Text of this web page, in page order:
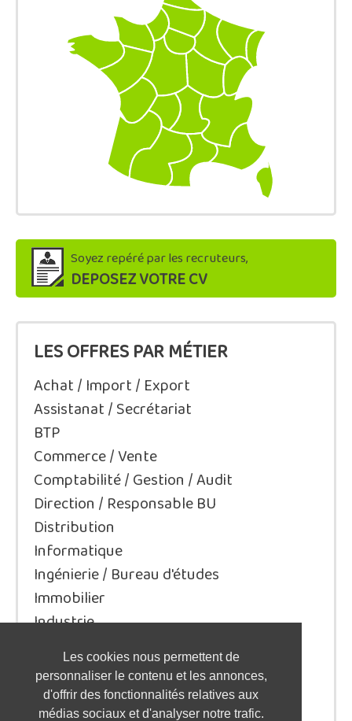
Les cookies nous permettent de
personnaliser le contenu et les annonces,
d'offrir des fonctionnalités relatives aux
médias sociaux et d'analyser notre trafic.
Soyez repéré par les recruteurs,
DEPOSEZ VOTRE CV
LES OFFRES PAR MÉTIER
Achat / Import / Export
Assistanat / Secrétariat
BTP
Commerce / Vente
Comptabilité / Gestion / Audit
Direction / Responsable BU
Distribution
Informatique
Ingénierie / Bureau d'études
Immobilier
Industrie
Juridique/Droit
Qualité / Sécurité / Environnement
Logistique / Transport